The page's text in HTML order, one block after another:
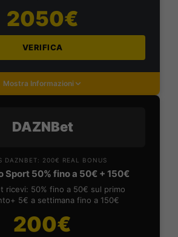
2050€
VERIFICA
Mostra Informazioni
DAZNBet
DAZNBET: 200€ REAL BONUS
Sport 50% fino a 50€ + 150€
ricevi: 50% fino a 50€ sul primo
5€ a settimana fino a 150€
200€